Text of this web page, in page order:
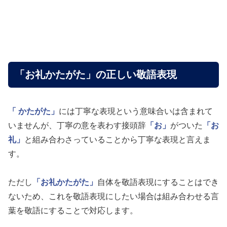
「お礼かたがた」の正しい敬語表現
「 かたがた」 には丁寧な表現という意味合いは含まれて
いませんが、丁寧の意を表わす接頭辞 「お」 がついた
「お
礼」
と組み合わさっていることから丁寧な表現と言えま
す。
ただし 「お礼かたがた」
自体を敬語表現にすることはでき
ないため、これを敬語表現にしたい場合は組み合わせる言
葉を敬語にすることで対応します。